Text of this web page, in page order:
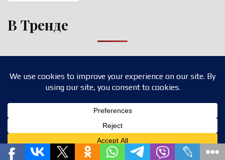
В Тренде
Design by ThemesDNA.com
Privacy & Cookies Policy
Translate »